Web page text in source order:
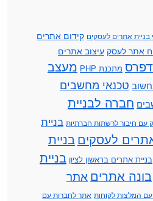
בניית אתרים לעסקים קידום אתרים
אתר לעסק עיצוב אתרים
מתכנת PHP
מעצב
טכנאי מחשבים
חברה לבניית
עם חיבור לרשתות חברתיות בניית
לעסקים בניית
בניית אתרים בראשון לציון בניית
בונה אתרים אתר
המלצות לקוחות אתר לחברות עם